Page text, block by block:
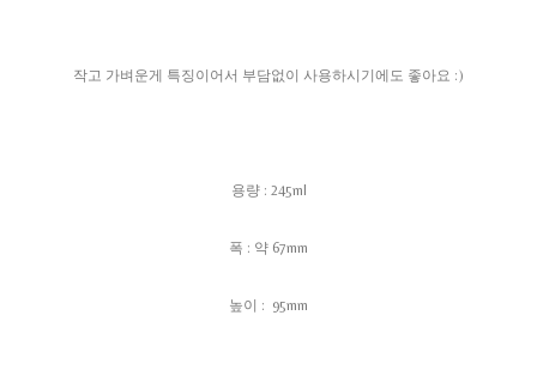
작고 가벼운게 특징이어서 부담없이 사용하시기에도 좋아요 :)
용량 : 245ml
폭 : 약 67mm
높이 : 95mm